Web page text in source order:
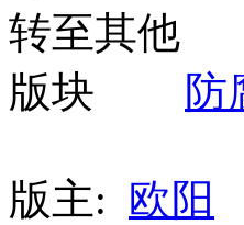
防
版主: 欧阳